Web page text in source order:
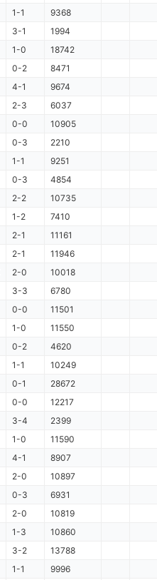
1-1
9368
3-1
1994
1-0
18742
0-2
8471
4-1
9674
2-3
6037
0-0
10905
0-3
2210
1-1
9251
0-3
4854
2-2
10735
1-2
7410
2-1
11161
2-1
11946
2-0
10018
3-3
6780
0-0
11501
1-0
11550
0-2
4620
1-1
10249
0-1
28672
0-0
12217
3-4
2399
1-0
11590
4-1
8907
2-0
10897
0-3
6931
2-0
10819
1-3
10860
3-2
13788
1-1 9996